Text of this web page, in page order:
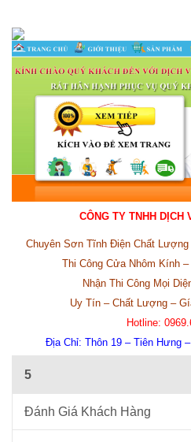
CÔNG TY TNHH DỊCH
Chuyên Sơn Tĩnh Điện Chất
Thi Công Cửa Nhôm Kính
Nhận Thi Công Mọi
Uy Tín – Chất Lượng –
Hotline:
Địa Chỉ: Thôn 19 – Tiên Hưng
5
Đánh Giá Khách Hàng